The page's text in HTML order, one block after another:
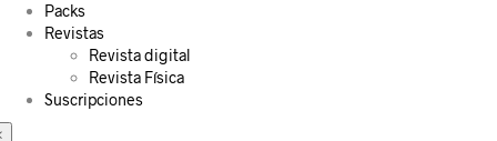
Packs
Revistas
Revista digital
Revista Física
Suscripciones